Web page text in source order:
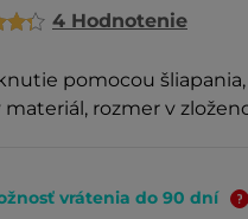
4 Hodnotenie
pomocou
materiál, rozmer v
vrátenia do 90 dní